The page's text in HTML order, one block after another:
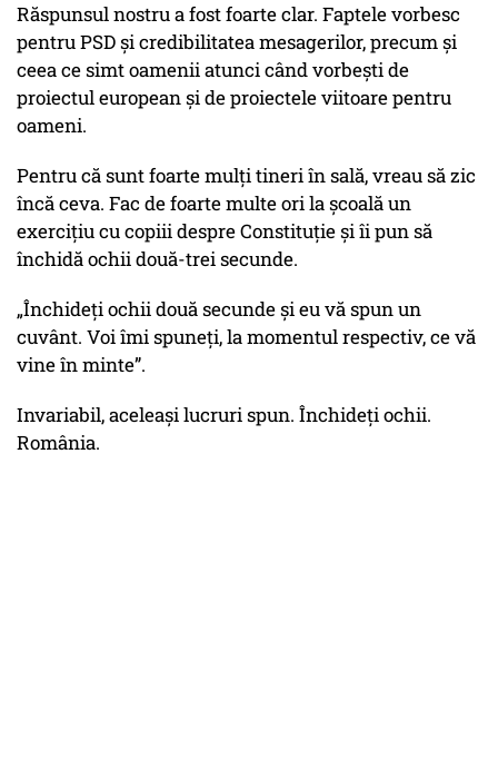
Răspunsul nostru a fost foarte clar. Faptele vorbesc
pentru PSD și credibilitatea mesagerilor, precum și
ceea ce simt oamenii atunci când vorbești de
proiectul european și de proiectele viitoare pentru
oameni.
Pentru că sunt foarte mulți tineri în sală, vreau să zic
încă ceva. Fac de foarte multe ori la școală un
exercițiu cu copiii despre Constituție și îi pun să
închidă ochii două-trei secunde.
„Închideți ochii două secunde și eu vă spun un
cuvânt. Voi îmi spuneți, la momentul respectiv, ce vă
vine în minte”.
Invariabil, aceleași lucruri spun. Închideți ochii.
România.